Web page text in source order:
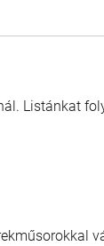
Listánkat